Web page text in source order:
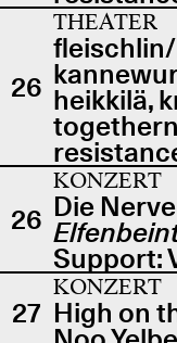
26
THEATER
heikkilä,
26
KONZERT
Die
Support:
27
KONZERT
High on